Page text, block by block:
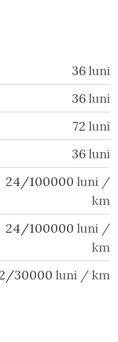
36 luni
36 luni
72 luni
36 luni
24/100000 luni /
km
24/100000 luni /
km
30000 luni / km